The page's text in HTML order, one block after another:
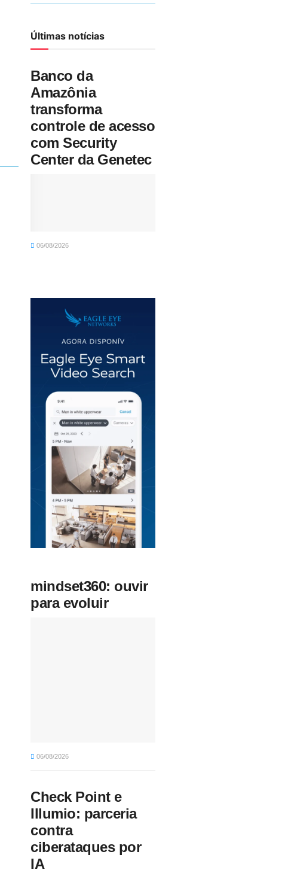
Últimas notícias
Banco da
Amazônia
transforma
controle de acesso
com Security
Center da Genetec
06/08/2026
mindset360: ouvir
para evoluir
06/08/2026
Check Point e
Illumio: parceria
contra
ciberataques por
IA